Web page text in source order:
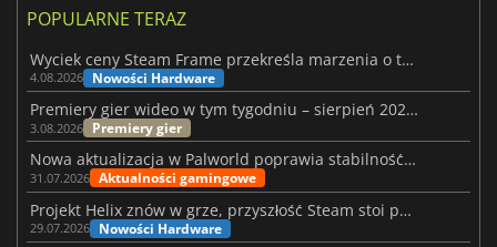
POPULARNE TERAZ
Wyciek ceny Steam Frame przekreśla marzenia o tanim zestawie VR
4.08.2026 Nowości Hardware
Premiery gier wideo w tym tygodniu – sierpień 2026 r. (32. tydzień)
3.08.2026 Premiery gier
Nowa aktualizacja w Palworld poprawia stabilność Sunreach i walk z bossami
31.07.2026 Aktualności gamingowe
Projekt Helix znów w grze, przyszłość Steam stoi pod znakiem zapytania
29.07.2026 Nowości Hardware